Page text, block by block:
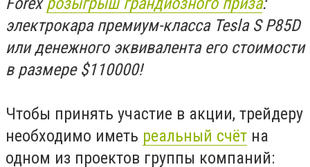
электрокара премиум-класса Tesla S P85D
или денежного эквивалента его стоимости
в размере $110000!
Чтобы принять участие в акции, трейдеру
необходимо иметь реальный счёт на
одном из проектов группы компаний: